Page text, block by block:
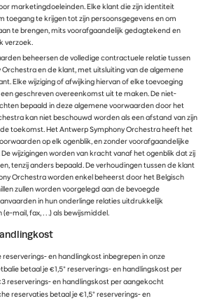
marketingdoeleinden. Elke klant die zijn identiteit
toegang te krijgen tot zijn persoonsgegevens en om
te brengen, mits voorafgaandelijk gedagtekend en
verzoek.
beheersen de volledige contractuele relatie tussen
en de klant, met uitsluiting van de algemene
Elke wijziging of afwijking hiervan of elke toevoeging
geschreven overeenkomst uit te maken. De niet-
bepaald in deze algemene voorwaarden door het
kan niet beschouwd worden als een afstand van zijn
toekomst. Het Antwerp Symphony Orchestra heeft het
op elk ogenblik, en zonder voorafgaandelijke
wijzigingen worden van kracht vanaf het ogenblik dat zij
tenzij anders bepaald. De verhoudingen tussen de klant
Orchestra worden enkel beheerst door het Belgisch
zullen worden voorgelegd aan de bevoegde
in hun onderlinge relaties uitdrukkelijk
mail, fax, . . .) als bewijsmiddel.
reserverings- en handlingkost inbegrepen in onze
betaal je €1,5° reserverings- en handlingskost per
reserverings- en handlingskost per aangekocht
reservaties betaal je €1,5° reserverings- en